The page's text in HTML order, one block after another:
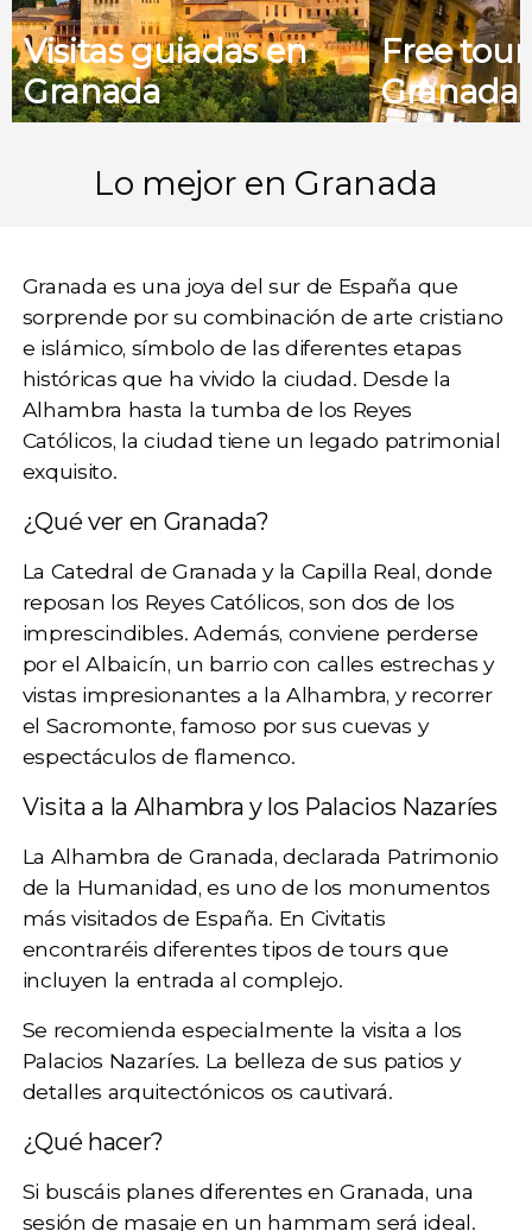
Visitas guiadas en
Granada
Free
Granada
Lo mejor en Granada
Granadaes una joya del sur de España que
sorprende por su combinación de arte cristiano
e islámico, símbolo de las diferentes etapas
históricas que ha vivido la ciudad. Desde la
Alhambra hasta la tumba de los Reyes
Católicos, la ciudad tiene un legado patrimonial
exquisito.
¿Qué ver en Granada?
La Catedral de Granada y la Capilla Real, donde
reposan los Reyes Católicos, son dos de los
imprescindibles. Además, conviene perderse
por elAlbaicín, un barrio con calles estrechas y
vistas impresionantes a la Alhambra, y recorrer
el Sacromonte, famoso por sus cuevas y
espectáculos de flamenco.
Visita a la Alhambra y los Palacios Nazaríes
La Alhambra de Granada, declarada Patrimonio
de la Humanidad, es uno de los monumentos
más visitados de España. En Civitatis
encontraréis diferentes tipos de tours que
incluyen la entrada al complejo.
Se recomienda especialmente la visita a los
Palacios Nazaríes. La belleza de sus patios y
detalles arquitectónicos os cautivará.
¿Qué hacer?
Si buscáis planes diferentes en Granada, una
sesión de masaje en un hammamserá ideal.